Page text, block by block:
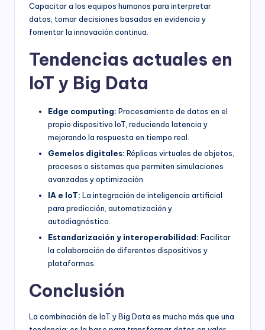
Capacitar a los equipos humanos para interpretar
datos, tomar decisiones basadas en evidencia y
fomentar la innovación continua.
Tendencias actuales en
IoT y Big Data
Edge computing: Procesamiento de datos en el
propio dispositivo IoT, reduciendo latencia y
mejorando la respuesta en tiempo real.
Gemelos digitales: Réplicas virtuales de objetos,
procesos o sistemas que permiten simulaciones
avanzadas y optimización.
IA e IoT: La integración de inteligencia artificial
para predicción, automatización y
autodiagnóstico.
Estandarización y interoperabilidad: Facilitar
la colaboración de diferentes dispositivos y
plataformas.
Conclusión
La combinación de IoT y Big Data es mucho más que una